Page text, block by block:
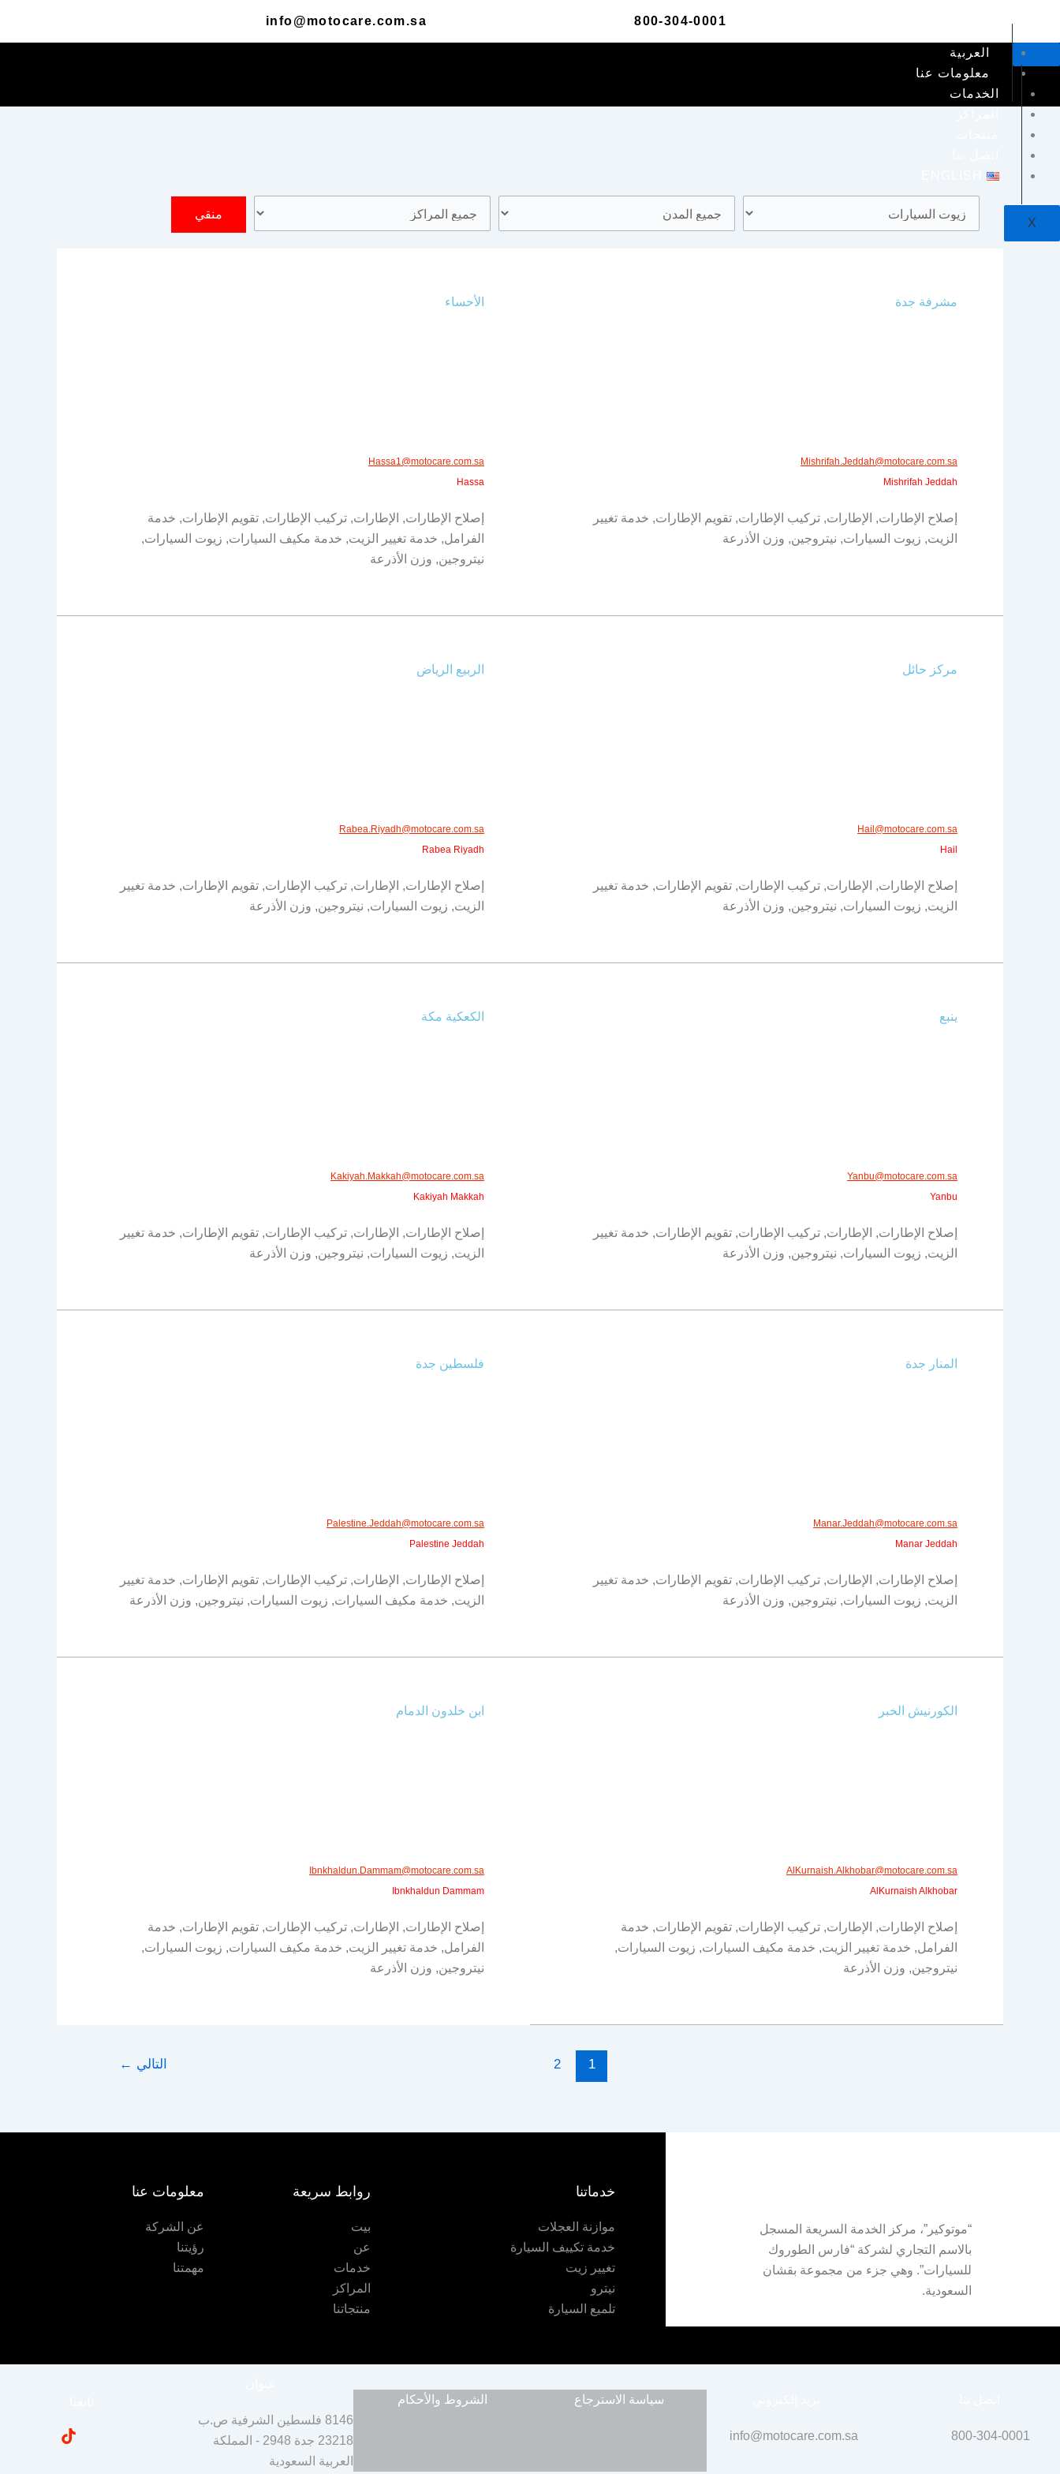
المحتوى
800-304-0001
info@motocare.com.sa
العربية
معلومات عنا
الخدمات
X
مشرفة جدة
Mishrifah.Jeddah@motocare.com.sa​
Mishrifah Jeddah
إصلاح الإطارات, الإطارات, تركيب الإطارات, تقويم الإطارات, خدمة تغيير
الزيت, زيوت السيارات, نيتروجين, وزن الأذرعة
الأحساء
​Hassa1@motocare.com.sa​
​Hassa
إصلاح الإطارات, الإطارات, تركيب الإطارات, تقويم الإطارات, خدمة
الفرامل, خدمة تغيير الزيت, خدمة مكيف السيارات, زيوت السيارات,
نيتروجين, وزن الأذرعة
مركز حائل
Hail@motocare.com.sa​​
Hail
إصلاح الإطارات, الإطارات, تركيب الإطارات, تقويم الإطارات, خدمة تغيير
الزيت, زيوت السيارات, نيتروجين, وزن الأذرعة
الربيع الرياض
Rabea.Riyadh@motocare.com.sa​
Rabea Riyadh
إصلاح الإطارات, الإطارات, تركيب الإطارات, تقويم الإطارات, خدمة تغيير
الزيت, زيوت السيارات, نيتروجين, وزن الأذرعة
ينبع
Yanbu@motocare.com.sa​
Yanbu
إصلاح الإطارات, الإطارات, تركيب الإطارات, تقويم الإطارات, خدمة تغيير
الزيت, زيوت السيارات, نيتروجين, وزن الأذرعة
الكعكية مكة
Kakiyah.Makkah@motocare.com.sa​
Kakiyah Makkah
إصلاح الإطارات, الإطارات, تركيب الإطارات, تقويم الإطارات, خدمة تغيير
الزيت, زيوت السيارات, نيتروجين, وزن الأذرعة
المنار جدة
Manar.Jeddah@motocare.com.sa
Manar Jeddah
إصلاح الإطارات, الإطارات, تركيب الإطارات, تقويم الإطارات, خدمة تغيير
الزيت, زيوت السيارات, نيتروجين, وزن الأذرعة
فلسطين جدة
Palestine.Jeddah@motocare.com.sa
Palestine Jeddah
إصلاح الإطارات, الإطارات, تركيب الإطارات, تقويم الإطارات, خدمة تغيير
الزيت, خدمة مكيف السيارات, زيوت السيارات, نيتروجين, وزن الأذرعة
الكورنيش الخبر
AlKurnaish.Alkhobar@motocare.com.sa​
AlKurnaish Alkhobar
إصلاح الإطارات, الإطارات, تركيب الإطارات, تقويم الإطارات, خدمة
الفرامل, خدمة تغيير الزيت, خدمة مكيف السيارات, زيوت السيارات,
نيتروجين, وزن الأذرعة
ابن خلدون الدمام
Ibnkhaldun.Dammam@motocare.com.sa​​
Ibnkhaldun Dammam
إصلاح الإطارات, الإطارات, تركيب الإطارات, تقويم الإطارات, خدمة
الفرامل, خدمة تغيير الزيت, خدمة مكيف السيارات, زيوت السيارات,
نيتروجين, وزن الأذرعة
1
2 التالي ←
“موتوكير”، مركز الخدمة السريعة المسجل
بالاسم التجاري لشركة “فارس الطوروك
للسيارات”. وهي جزء من مجموعة بقشان
السعودية.
خدماتنا
موازنة العجلات
خدمة تكييف السيارة
تغيير زيت
نيترو
تلميع السيارة
روابط سريعة
بيت
عن
خدمات
المراكز
منتجاتنا
معلومات عنا
عن الشركة
رؤيتنا
مهمتنا
800-304-0001
info@motocare.com.sa
سياسة الاسترجاع الشروط والأحكام
8146 فلسطين الشرفية ص.ب
23218 جدة 2948 - المملكة
العربية السعودية